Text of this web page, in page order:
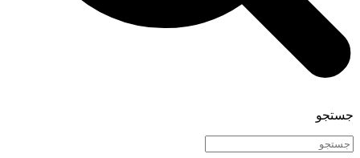
جستجو